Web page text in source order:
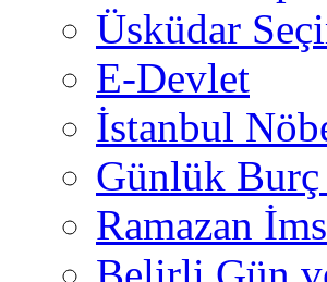
Üsküdar
E-Devlet
İstanbul
Günlük Burç
Ramazan